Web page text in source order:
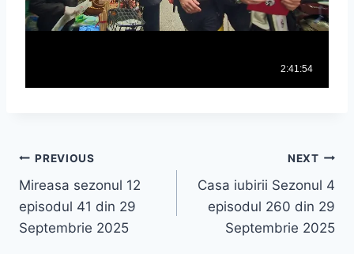
Post
navigation
PREVIOUS
Mireasa sezonul 12
episodul 41 din 29
Septembrie 2025
NEXT
Casa iubirii Sezonul 4
episodul 260 din 29
Septembrie 2025